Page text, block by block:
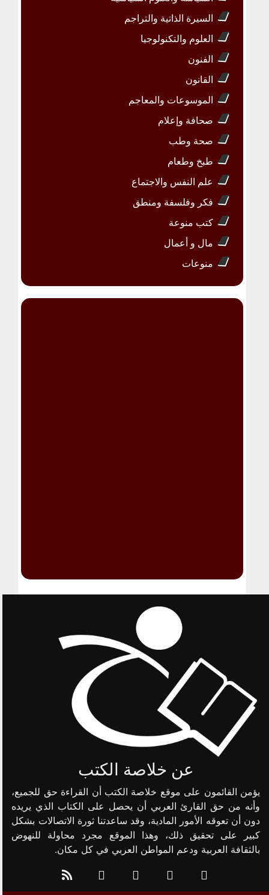
السيرة الذاتية والتراجم
العلوم والتكنولوجيا
الفنون
القانون
الموسوعات والمعاجم
صحافة وإعلام
صحة وطب
طبخ وطعام
علم النفس والاجتماع
فكر وفلسفة ومنطق
كتب منوعة
مال و أعمال
منوعات
عن خلاصة الكتب
يؤمن القائمون على موقع خلاصة الكتب أن القراءة حق للجميع،
وأنه من حق القارئ العربي أن يحصل على الكتاب الذي يريده
دون أن تعوقه الأمور المادية، وقد ساعدتنا ثورة الاتصالات بشكل
كبير على تحقيق ذلك، وهذا الموقع مجرد محاولة للنهوض
بالثقافة العربية ودعم المواطن العربي في كل مكان.